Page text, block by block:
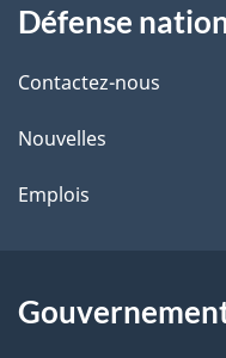
i
l
s
d
l
propos
de
ce
site
Défense
Contactez-nous
Nouvelles
Emplois